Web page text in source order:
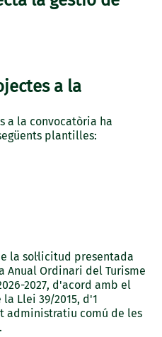
a la
a la convocatòria ha
plantilles:
la sol·licitud presentada
Anual Ordinari del Turisme
2027, d'acord amb el
Llei 39/2015, d'1
administratiu comú de les